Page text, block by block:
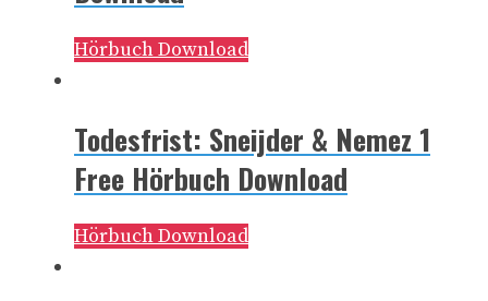
Hörbuch Download
Todesfrist: Sneijder & Nemez 1
Free Hörbuch Download
Hörbuch Download